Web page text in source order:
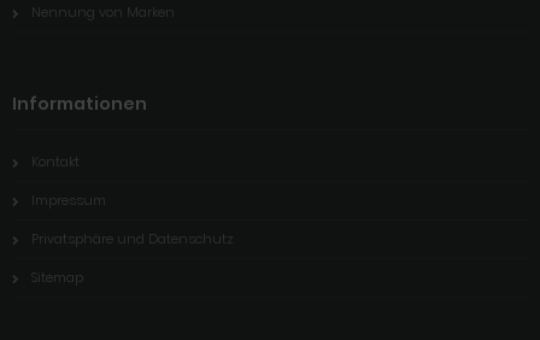
Nennung von Marken
Informationen
Kontakt
Impressum
Privatsphäre und Datenschutz
Sitemap